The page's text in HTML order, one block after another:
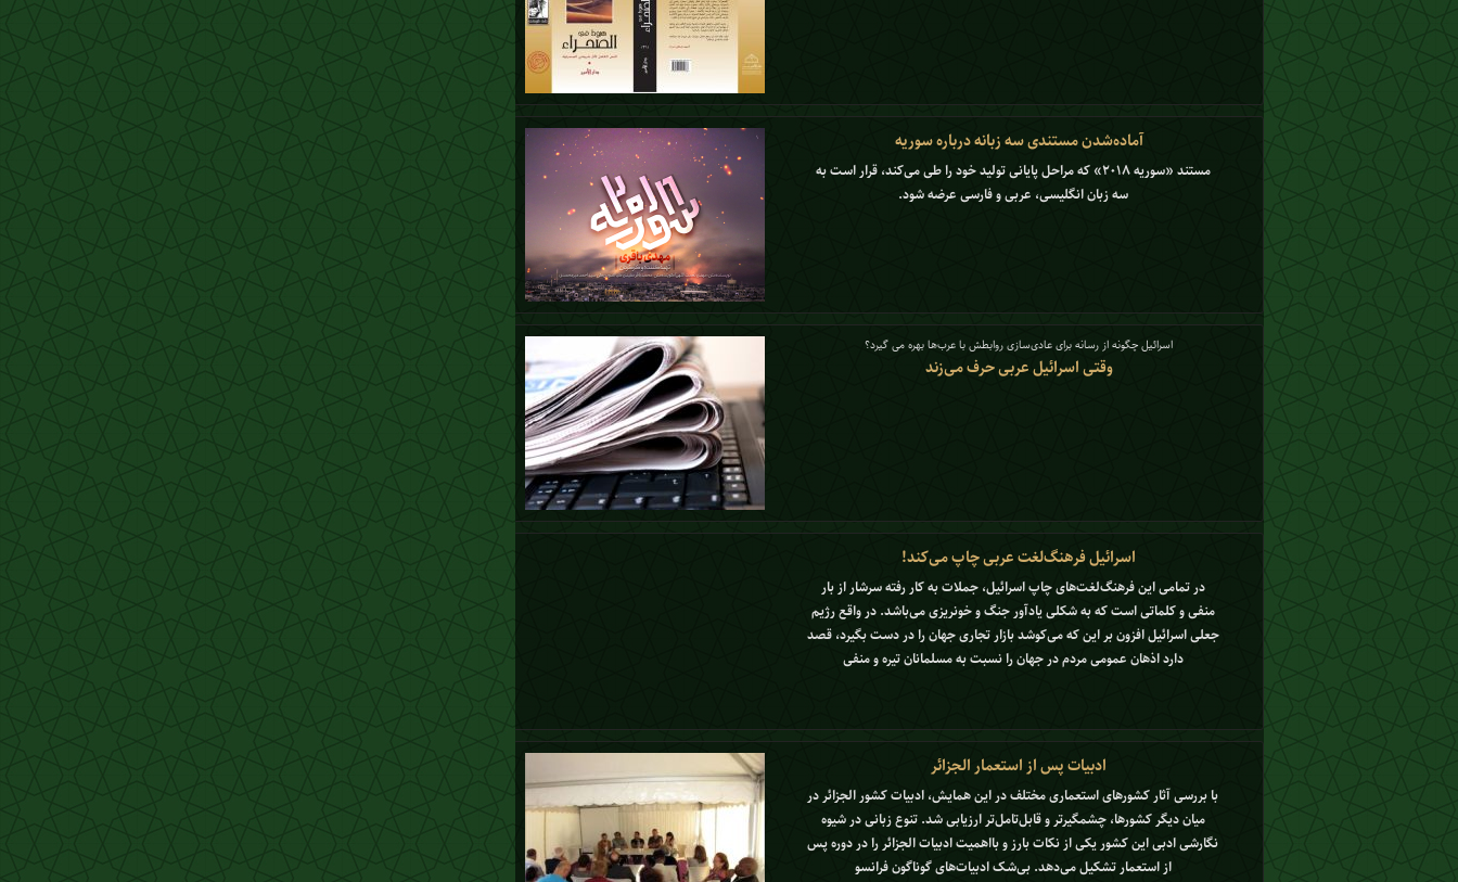
آماده‌شدن مستندی سه زبانه درباره سوریه
مستند «سوریه ۲۰۱۸» که مراحل پایانی تولید خود را طی می‌کند، قرار است به
سه زبان انگلیسی، عربی و فارسی عرضه شود.
اسرائیل چگونه از رسانه برای عادی‌سازی روابطش با عرب‌ها بهره می گیرد؟
وقتی اسرائیل عربی حرف می‌زند
اسرائیل فرهنگ‌لغت عربی چاپ می‌کند!
در تمامی این فرهنگ‌لغت‌های چاپ اسرائیل، جملات به کار رفته سرشار از بار
منفی و کلماتی است که به شکلی یادآور جنگ و خونریزی می‌باشد. در واقع رژیم
جعلی اسرائیل افزون بر این که می‌کوشد بازار تجاری جهان را در دست بگیرد، قصد
دارد اذهان عمومی مردم در جهان را نسبت به مسلمانان تیره و منفی
ادبیات پس از استعمار الجزائر
با بررسی آثار کشورهای استعماری مختلف در این همایش، ادبیات کشور الجزائر در
میان دیگر کشورها، چشمگیرتر و قابل‌تامل‌تر ارزیابی شد. تنوع زبانی در شیوه
نگارشی ادبی این کشور یکی از نکات بارز و بااهمیت ادبیات الجزائر را در دوره پس
از استعمار تشکیل می‌دهد. بی‌شک ادبیات‌های گوناگون فرانسو